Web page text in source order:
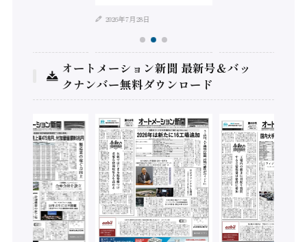
2026年7月28日
オートメーション新聞 最新号＆バッ
クナンバー無料ダウンロード